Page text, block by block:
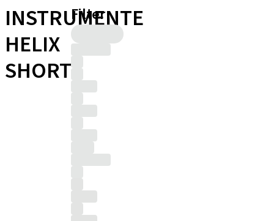
INSTRUMENTE
HELIX
SHORT
Filter